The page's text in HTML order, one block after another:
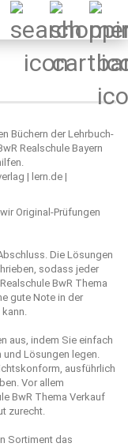
Büchern der Lehrbuch-
Realschule Bayern
| lern.de |
Original-Prüfungen
Die Lösungen
sodass jeder
BwR Thema
gute Note in der
aus, indem Sie einfach
und Lösungen legen.
ausführlich
Vor allem
BwR Thema Verkauf
zurecht.
Sortiment das